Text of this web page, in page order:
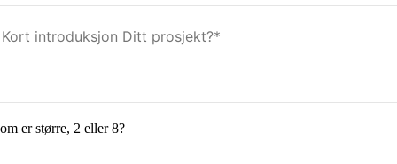
er større, 2 eller 8?